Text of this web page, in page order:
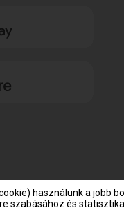
használunk a jobb
szabásához és